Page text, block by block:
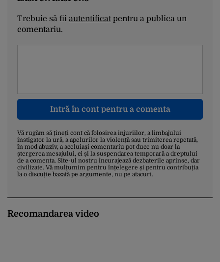
Trebuie să fii autentificatpentru a publica un
comentariu.
Intră în cont pentru a comenta
Vă rugăm să țineți cont că folosirea injuriilor, a limbajului
instigator la ură, a apelurilor la violență sau trimiterea repetată,
în mod abuziv, a aceluiași comentariu pot duce nu doar la
ștergerea mesajului, ci și la suspendarea temporară a dreptului
de a comenta. Site-ul nostru încurajează dezbaterile aprinse, dar
civilizate. Vă mulțumim pentru înțelegere și pentru contribuția
la o discuție bazată pe argumente, nu pe atacuri.
Recomandarea video